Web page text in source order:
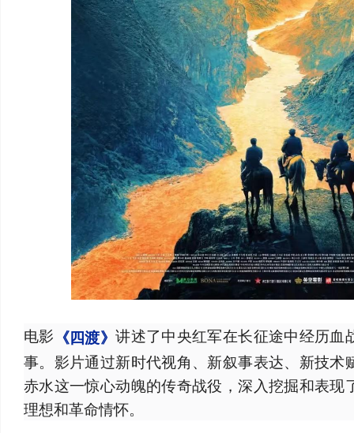
电影 《四渡》讲述了中央红军在长征途中经历血
事。影片通过新时代视角、新叙事表达、新技术
赤水这一惊心动魄的传奇战役，深入挖掘和表现
理想和革命情怀。